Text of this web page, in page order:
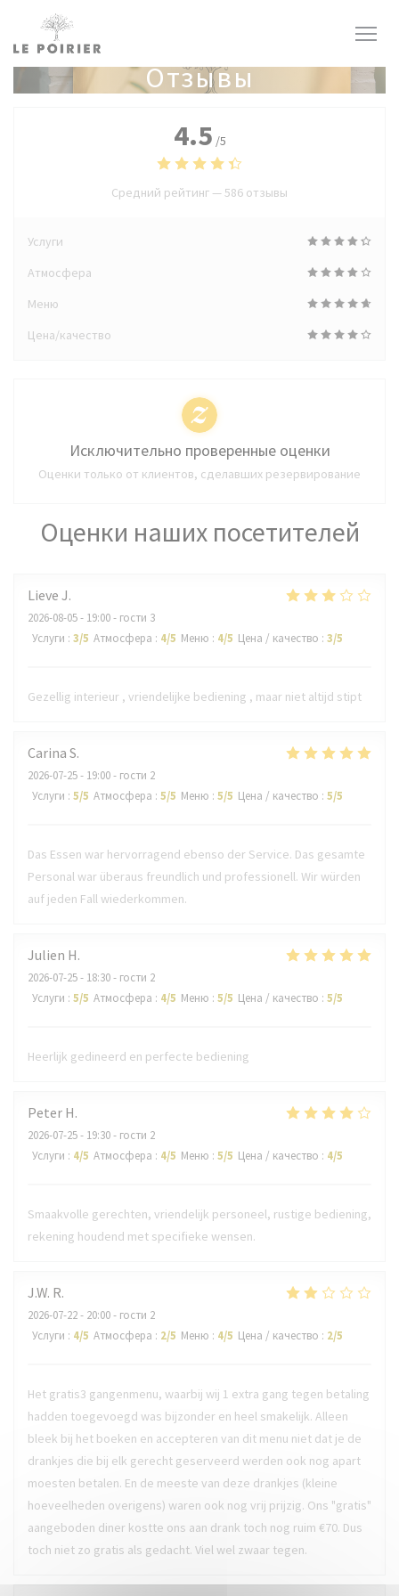
Панель управления cookies
Отзывы
Оценки наших посетителей
Lieve J
2026-08-05- 19:00 - гости 3
Услуги : 3/5 Атмосфера : 4/5 Меню : 4/5 Цена / качество : 3/5
Gezellig interieur , vriendelijke bediening , maar niet altijd stipt
Carina S
2026-07-25- 19:00 - гости 2
Услуги : 5/5 Атмосфера : 5/5 Меню : 5/5 Цена / качество : 5/5
Das Essen war hervorragend ebenso der Service. Das gesamte
Personal war überaus freundlich und professionell. Wir würden
auf jeden Fall wiederkommen.
Julien H
2026-07-25- 18:30 - гости 2
Услуги : 5/5 Атмосфера : 4/5 Меню : 5/5 Цена / качество : 5/5
Heerlijk gedineerd en perfecte bediening
Peter H
2026-07-25- 19:30 - гости 2
Услуги : 4/5 Атмосфера : 4/5 Меню : 5/5 Цена / качество : 4/5
Smaakvolle gerechten, vriendelijk personeel, rustige bediening,
rekening houdend met specifieke wensen.
J.W. R
2026-07-22- 20:00 - гости 2
Услуги : 4/5 Атмосфера : 2/5 Меню : 4/5 Цена / качество : 2/5
Het gratis3 gangenmenu, waarbij wij 1 extra gang tegen betaling
hadden toegevoegd was bijzonder en heel smakelijk. Alleen
bleek bij het boeken en accepteren van dit menu niet dat je de
drankjes die bij elk gerecht geserveerd werden ook nog apart
moesten betalen. En de meeste van deze drankjes (kleine
hoeveelheden overigens) waren ook nog vrij prijzig. Ons "gratis"
aangeboden diner kostte ons aan drank toch nog ruim €70. Dus
toch niet zo gratis als gedacht. Viel wel zwaar tegen.
4.5 /5
Средний рейтинг —586 отзывы
Услуги
Атмосфера
Меню
Цена/качество
Исключительно проверенные оценки
Оценки только от клиентов, сделавших резервирование